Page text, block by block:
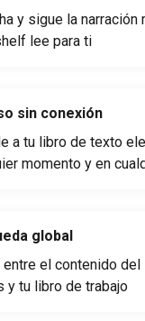
y sigue la narración
lee para ti
sin conexión
a tu libro de texto
momento y en
global
entre el contenido del
y tu libro de trabajo